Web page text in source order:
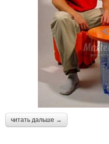
читать дальше →